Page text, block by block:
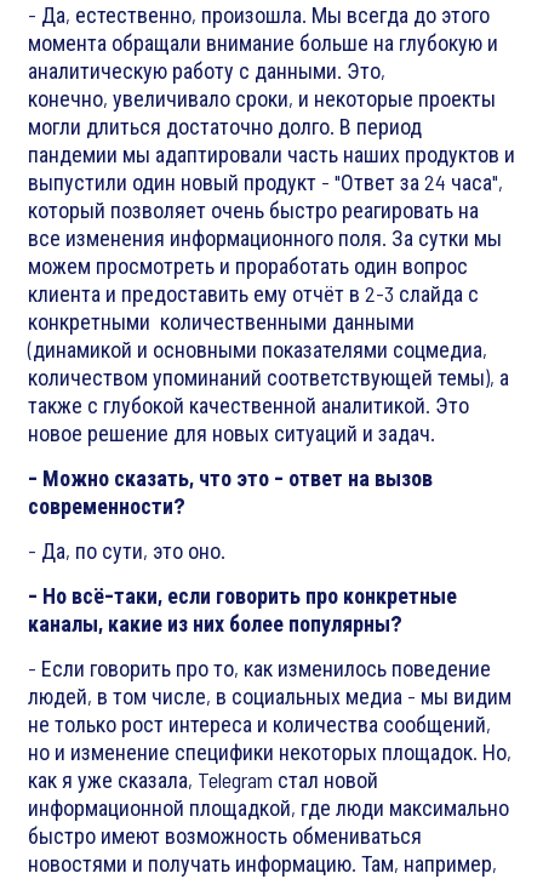
- Да, естественно, произошла. Мы всегда до этого
момента обращали внимание больше на глубокую и
аналитическую работу с данными. Это,
конечно, увеличивало сроки, и некоторые проекты
могли длиться достаточно долго. В период
пандемии мы адаптировали часть наших продуктов и
выпустили один новый продукт - "Ответ за 24 часа",
который позволяет очень быстро реагировать на
все изменения информационного поля. За сутки мы
можем просмотреть и проработать один вопрос
клиента и предоставить ему отчёт в 2-3 слайда с
конкретными количественными данными
(динамикой и основными показателями соцмедиа,
количеством упоминаний соответствующей темы), а
также с глубокой качественной аналитикой. Это
новое решение для новых ситуаций и задач.
- Можно сказать, что это - ответ на вызов
современности?
- Да, по сути, это оно.
- Но всё-таки, если говорить про конкретные
каналы, какие из них более популярны?
- Если говорить про то, как изменилось поведение
людей, в том числе, в социальных медиа - мы видим
не только рост интереса и количества сообщений,
но и изменение специфики некоторых площадок. Но,
как я уже сказала, Telegram стал новой
информационной площадкой, где люди максимально
быстро имеют возможность обмениваться
новостями и получать информацию. Там, например,